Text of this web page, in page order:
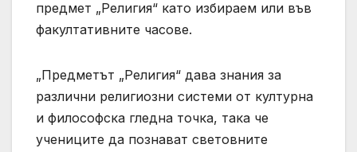
предмет „Религия“ като избираем или във
факултативните часове.
„Предметът „Религия“ дава знания за
различни религиозни системи от културна
и философска гледна точка, така че
учениците да познават световните